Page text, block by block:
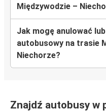
Międzywodzie –
Jak mogę anulować
autobusowy na trasie
Niechorze?
Znajdź autobusy w